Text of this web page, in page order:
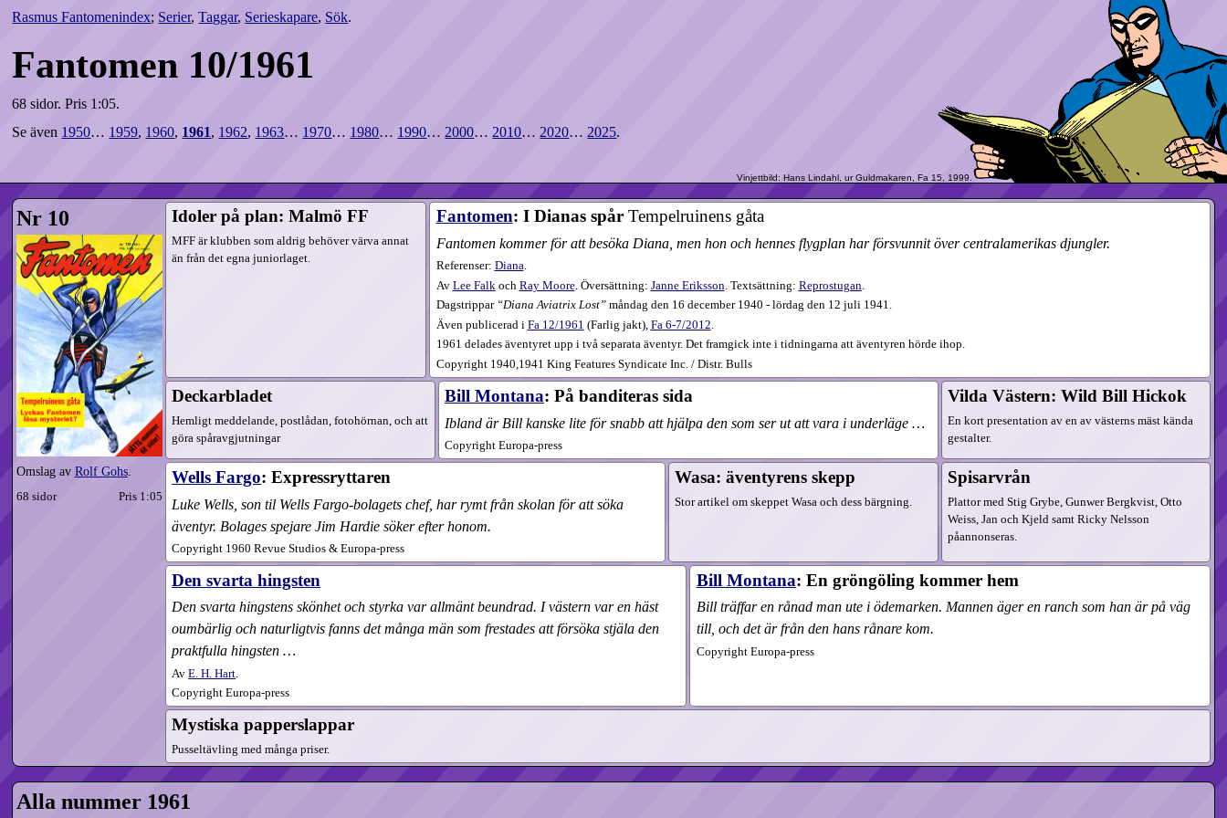
Rasmus Fantomenindex; Serier,Taggar, Serieskapare, Sök.
Fantomen 10/1961
68 sidor. Pris 1:05.
Se även 1950… 1959, 1960, 1961, 1962, 1963… 1970… 1980… 1990… 2000… 2010… 2020… 2025.
Nr 10
Omslag av Rolf Gohs.
68 sidor Pris 1:05
Idoler på plan: Malmö FF
MFF är klubben som aldrig behöver värva annat
än från det egna juniorlaget.
Fantomen: I Dianas spår Tempelruinens gåta
Fantomen kommer för att besöka Diana, men hon och hennes flygplan har försvunnit över centralamerikas djungler.
Referenser: Diana.
Av Lee Falkoch Ray Moore. Översättning: Janne Eriksson. Textsättning: Reprostugan.
Dagstrippar
Diana Aviatrix Lost måndag den 16 december 1940 - lördag den 12 juli 1941.
Även publicerad i Fa12​/1961 (Farlig jakt), Fa6-7​/2012.
1961 delades äventyret upp i två separata äventyr. Det framgick inte i tidningarna att äventyren hörde ihop.
Copyright 1940,1941 King Features Syndicate Inc. / Distr. Bulls
Deckarbladet
Hemligt meddelande, postlådan, fotohörnan, och att
göra spåravgjutningar
Bill Montana: På banditeras sida
Ibland är Bill kanske lite för snabb att hjälpa den som ser ut att vara i underläge …
Copyright Europa-press
Vilda Västern: Wild Bill Hickok
En kort presentation av en av västerns mäst kända
gestalter.
Wells Fargo: Express­ryttaren
Luke Wells, son til Wells Fargo-bolagets chef, har rymt från skolan för att söka
äventyr. Bolages spejare Jim Hardie söker efter honom.
Copyright 1960 Revue Studios & Europa-press
Wasa: äventyrens skepp
Stor artikel om skeppet Wasa och dess bärgning.
Spisarvrån
Plattor med Stig Grybe, Gunwer Bergkvist, Otto
Weiss, Jan och Kjeld samt Ricky Nelsson
påannonseras.
Den svarta hingsten
Den svarta hingstens skönhet och styrka var allmänt beundrad. I västern var en häst
oumbärlig och naturligtvis fanns det många män som frestades att försöka stjäla den
praktfulla hingsten …
AvE. H. Hart
Copyright Europa-press
Bill Montana: En gröngöling kommer hem
Bill träffar en rånad man ute i ödemarken. Mannen äger en ranch som han är på väg
till, och det är från den hans rånare kom.
Copyright Europa-press
Mystiska papperslappar
Pusseltävling med många priser.
Alla nummer 1961